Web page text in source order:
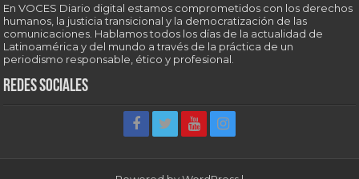
En VOCES Diario digital estamos comprometidos con los derechos
humanos, la justicia transicional y la democratización de las
comunicaciones. Hablamos todos los días de la actualidad de
Latinoamérica y del mundo a través de la práctica de un
periodismo responsable, ético y profesional.
Redes sociales